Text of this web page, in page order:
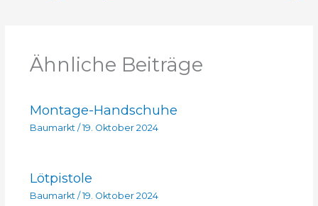
Ähnliche Beiträge
Montage-Handschuhe
Baumarkt/ 19. Oktober 2024
Lötpistole
Baumarkt/ 19. Oktober 2024